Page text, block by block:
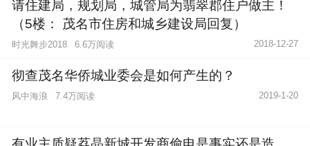
请住建局，规划局，城管局为翡翠郡住户做主！
（5楼： 茂名市住房和城乡建设局回复）
时光舞步2018 6.6万阅读 2018-12-27
彻查茂名华侨城业委会是如何产生的？
风中海浪 7.4万阅读 2019-1-20